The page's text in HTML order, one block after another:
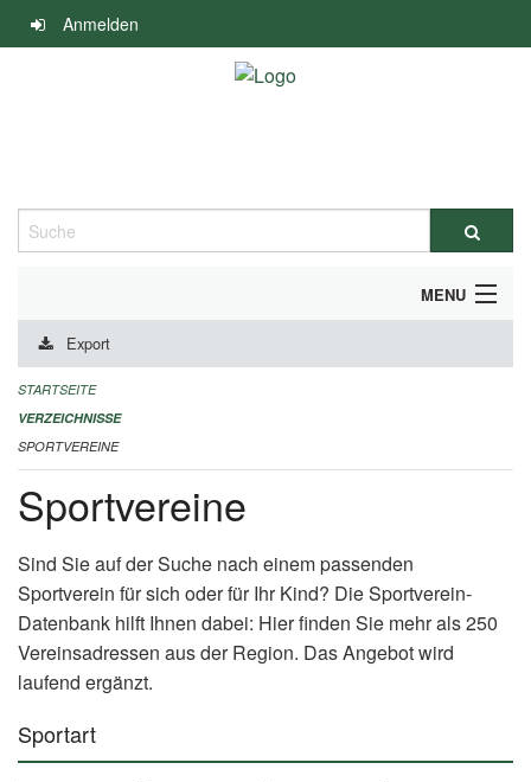
Navigation
überspringen
Anmelden
Suche
MENU
ALLGEMEINE INFORMATIONEN
FINANZIELLE UNTERSTÜTZUNG BENÖTIGT?
KONTAKT
Export
STARTSEITE
VERZEICHNISSE
SPORTVEREINE
Sportvereine
Sind Sie auf der Suche nach einem passenden
Sportverein für sich oder für Ihr Kind? Die Sportverein-
Datenbank hilft Ihnen dabei: Hier finden Sie mehr als 250
Vereinsadressen aus der Region. Das Angebot wird
laufend ergänzt.
Sportart